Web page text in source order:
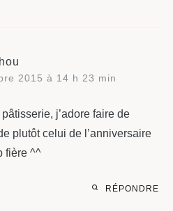
2015 à 14 h 23 min
j’adore faire de
plutôt celui de l’anniversaire
fière ^^
RÉPONDRE